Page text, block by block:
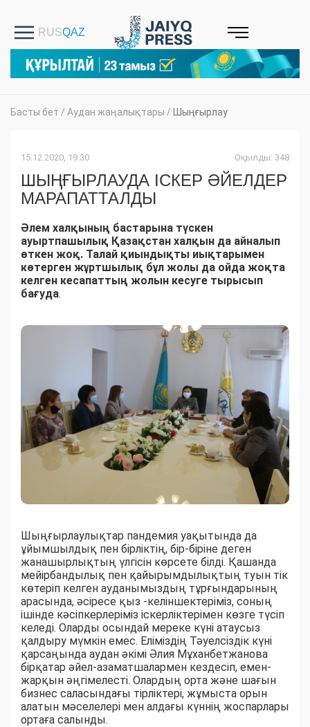
Басты бет / Аудан жаңалықтары / Шыңғырлау
15.12.2020, 19:30 Оқылды: 348
ШЫҢҒЫРЛАУДА ІСКЕР ӘЙЕЛДЕР
МАРАПАТТАЛДЫ
Әлем халқының бастарына түскен
ауыртпашылық Қазақстан халқын да айналып
өткен жоқ. Талай қиындықты иықтарымен
көтерген жұртшылық бұл жолы да ойда жоқта
келген кесапаттың жолын кесуге тырысып
бағуда.
Шыңғырлаулықтар пандемия уақытында да
ұйымшылдық пен бірліктің, бір-біріне деген
жанашырлықтың үлгісін көрсете білді. Қашанда
мейірбандылық пен қайырымдылықтың туын тік
көтеріп келген ауданымыздың тұрғындарының
арасында, әсіресе қыз -келіншектеріміз, соның
ішінде кәсіпкерлеріміз іскерліктерімен көзге түсіп
келеді. Оларды осындай мереке күні атаусыз
қалдыру мүмкін емес. Еліміздің Тәуелсіздік күні
қарсаңында аудан әкімі Әлия Мұханбетжанова
бірқатар әйел-азаматшалармен кездесіп, емен-
жарқын әңгімелесті. Олардың орта және шағын
бизнес саласындағы тірліктері, жұмыста орын
алатын мәселелері мен алдағы күннің жоспарлары
ортаға салынды.